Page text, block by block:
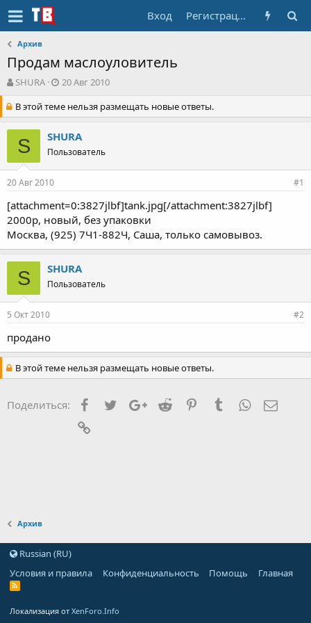
Вход Регистрация
Архив
Продам маслоуловитель
А
т
о
р
т
е
м
ы
SHURA
Д
т
а
н
а
ч
а
20 Авг 2010
В этой теме нельзя размещать новые ответы.
S SHURA
Пользователь
20 Авг 2010 #1
[attachment=0:3827jlbf]tank.jpg[/attachment:3827jlbf]
2000р, новый, без упаковки
Москва, (925) 7Ч1-882Ч, Саша, только самовывоз.
S SHURA
Пользователь
5 Окт 2010 #2
продано
В этой теме нельзя размещать новые ответы.
Поделиться: FacebookTwitterGoogle+
Reddit PinterestTumblrWhatsApp
Архив
Russian (RU)
Условия и правила
Конфиденциальность Помощь Главная
Локализация от XenForo.Info